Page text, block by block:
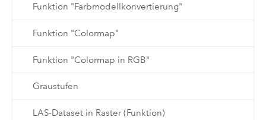
Funktion "Farbmodellkonvertierung"
Funktion "Colormap"
Funktion "Colormap in RGB"
Graustufen
LAS-Dataset in Raster (Funktion)